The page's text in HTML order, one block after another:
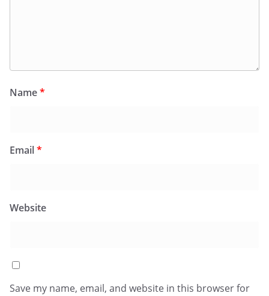
Name*
Email*
Website
Save my name, email, and website in this browser for